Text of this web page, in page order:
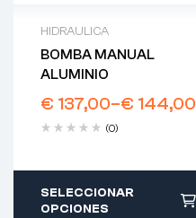
HIDRAULICA
BOMBA MANUAL
ALUMINIO
€ 137,00–€ 144,00
(0)
SELECCIONAR
OPCIONES